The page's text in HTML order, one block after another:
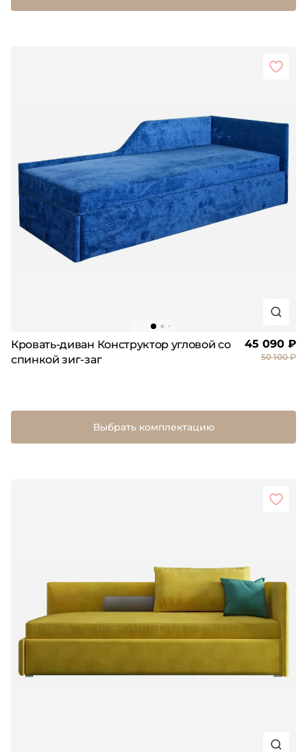
Кровать-диван Конструктор угловой со
спинкой зиг-заг
45 090 ₽
50 100 ₽
Выбрать комплектацию